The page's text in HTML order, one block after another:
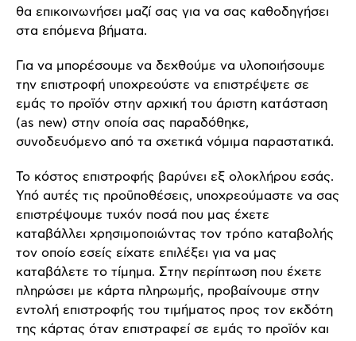
θα επικοινωνήσει μαζί σας για να σας καθοδηγήσει
στα επόμενα βήματα.
Για να μπορέσουμε να δεχθούμε να υλοποιήσουμε
την επιστροφή υποχρεούστε να επιστρέψετε σε
εμάς το προϊόν στην αρχική του άριστη κατάσταση
(as new) στην οποία σας παραδόθηκε,
συνοδευόμενο από τα σχετικά νόμιμα παραστατικά.
Το κόστος επιστροφής βαρύνει εξ ολοκλήρου εσάς.
Υπό αυτές τις προϋποθέσεις, υποχρεούμαστε να σας
επιστρέψουμε τυχόν ποσά που μας έχετε
καταβάλλει χρησιμοποιώντας τον τρόπο καταβολής
τον οποίο εσείς είχατε επιλέξει για να μας
καταβάλετε το τίμημα. Στην περίπτωση που έχετε
πληρώσει με κάρτα πληρωμής, προβαίνουμε στην
εντολή επιστροφής του τιμήματος προς τον εκδότη
της κάρτας όταν επιστραφεί σε εμάς το προϊόν και